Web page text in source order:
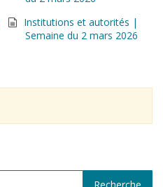
Institutions et autorités |
Semaine du 2 mars 2026